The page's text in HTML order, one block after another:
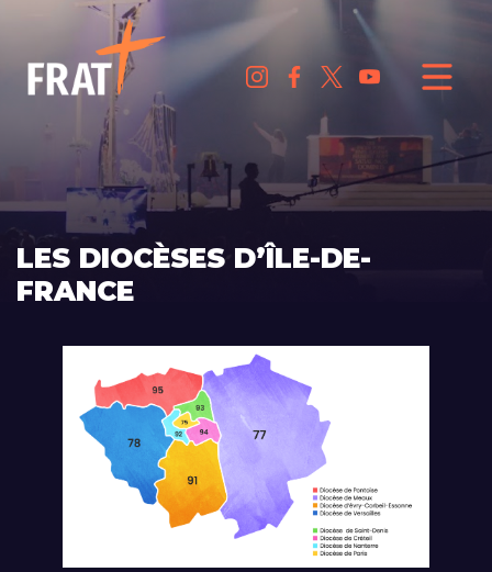
LES DIOCÈSES D’ÎLE-DE-
FRANCE